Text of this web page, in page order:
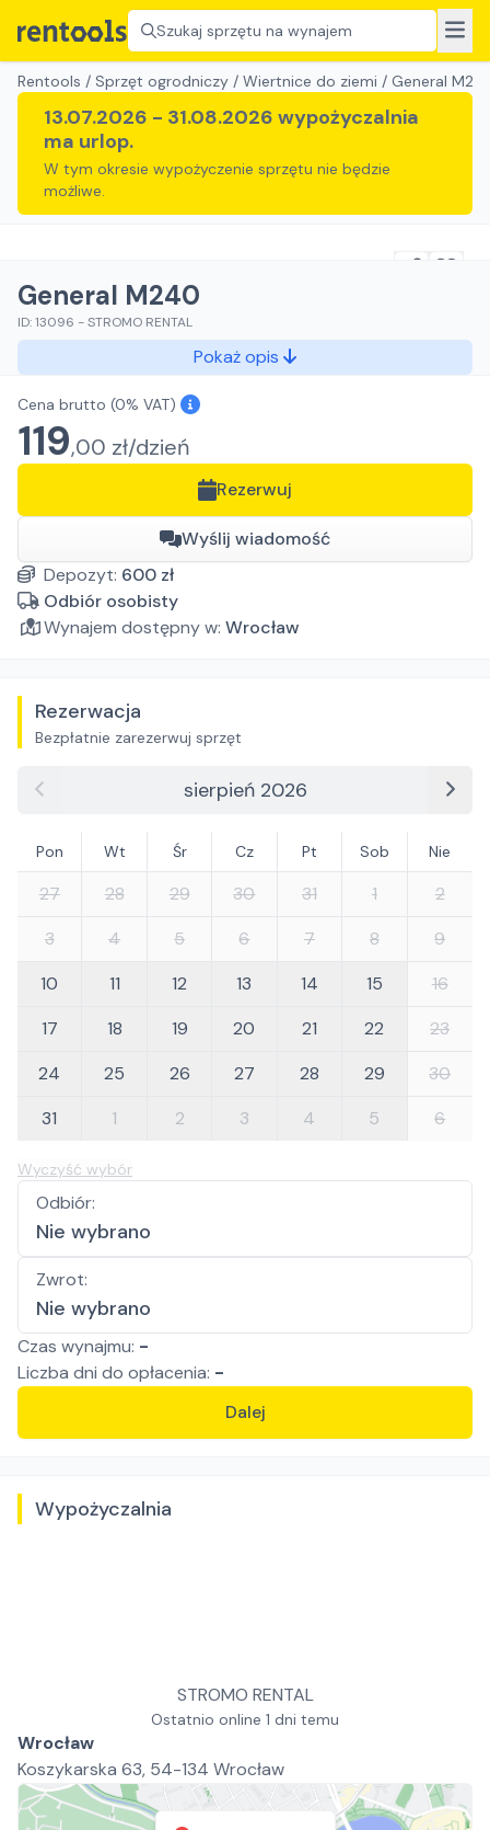
Szukaj sprzętu na wynajem
Rentools / Sprzęt ogrodniczy / Wiertnice do ziemi / General
13.07.2026 - 31.08.2026 wypożyczalnia
ma urlop.
W tym okresie wypożyczenie sprzętu nie będzie
możliwe.
General M240
ID:13096 -STROMO RENTAL
Pokaż opis
Cena brutto (0% VAT)
119,00 zł/dzień
Rezerwuj
Wyślij wiadomość
Depozyt: 600 zł
Odbiór osobisty
Wynajem dostępny w: Wrocław
Rezerwacja
Bezpłatnie zarezerwuj sprzęt
sierpień 2026
Pon Wt Śr Cz Pt Sob Nie
27 28 29 30 31 1
2
3
4 5 6 7 8
9
10
11 12 13 14 15
16
17
18 19 20 21 22
23
24
25 26 27 28 29
30
31
1 2 3 4 5 6
Wyczyść wybór
Odbiór:
Nie wybrano
Zwrot:
Nie wybrano
Czas wynajmu: -
Liczba dni do opłacenia: -
Dalej
Wypożyczalnia
STROMO RENTAL
Ostatnio online 1 dni temu
Wrocław
Koszykarska 63, 54-134 Wrocław